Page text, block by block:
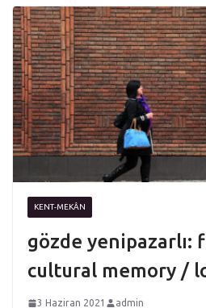
KENT-MEKÂN
gözde yenipazarlı:
cultural memory /
3 Haziran 2021 admin